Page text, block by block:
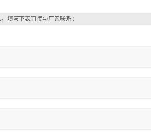
填写下表直接与厂家联系：